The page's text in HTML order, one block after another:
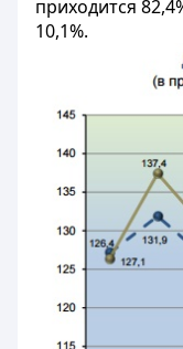
приходится
10,1%.